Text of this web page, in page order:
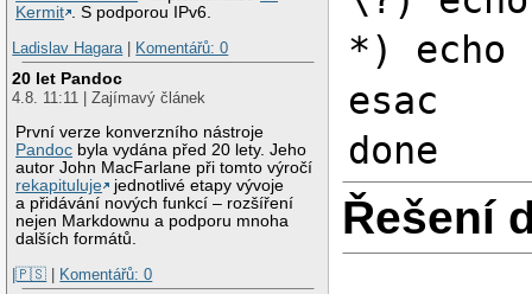
Kermit . S podporou IPv6.
Ladislav Hagara | Komentářů: 0
20 let Pandoc
4.8. 11:11 | Zajímavý článek
První verze konverzního nástroje
Pandoc byla vydána před 20 lety. Jeho
autor John MacFarlane při tomto výročí
rekapituluje
jednotlivé etapy vývoje
a přidávání nových funkcí – rozšíření
nejen Markdownu a podporu mnoha
dalších formátů.
|🇵🇸 | Komentářů: 0
*)
esac
done
Řešení